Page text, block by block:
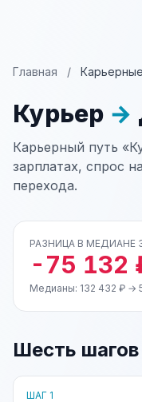
Главная /
Курьер →
Карьерный путь
зарплатах, спрос
перехода.
РАЗНИЦА В МЕДИАНЕ
-75 132
Медианы: 132 432 ₽ →
Шесть
ШАГ 1